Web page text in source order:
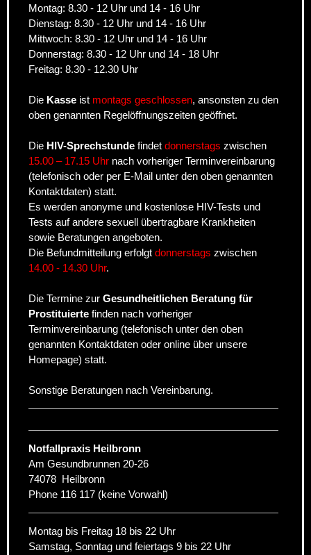
Montag: 8.30 - 12 Uhr und 14 - 16 Uhr
Dienstag: 8.30 - 12 Uhr und 14 - 16 Uhr
Mittwoch: 8.30 - 12 Uhr und 14 - 16 Uhr
Donnerstag: 8.30 - 12 Uhr und 14 - 18 Uhr
Freitag: 8.30 - 12.30 Uhr
Die Kasseist montags geschlossen, ansonsten zu den
oben genannten Regelöffnungszeiten geöffnet.
Die HIV-Sprechstundefindet donnerstags zwischen
15.00 – 17.15 Uhrnach vorheriger Terminvereinbarung
(telefonisch oder per E-Mail unter den oben genannten
Kontaktdaten) statt.
Es werden anonyme und kostenlose HIV-Tests und
Tests auf andere sexuell übertragbare Krankheiten
sowie Beratungen angeboten.
Die Befundmitteilung erfolgt donnerstags zwischen
14.00 - 14.30 Uhr.
Die Termine zur Gesundheitlichen Beratung für
Prostituiertefinden nach vorheriger
Terminvereinbarung (telefonisch unter den oben
genannten Kontaktdaten oder online über unsere
Homepage) statt.
Sonstige Beratungen nach Vereinbarung.
Notfallpraxis Heilbronn
Am Gesundbrunnen 20-26
74078 Heilbronn
Phone 116 117 (keine Vorwahl)
Montag bis Freitag 18 bis 22 Uhr
Samstag, Sonntag und feiertags 9 bis 22 Uhr